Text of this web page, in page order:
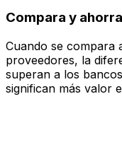
Compara y ahorra
Cuando se compara
proveedores, la
superan a los
significan más valor